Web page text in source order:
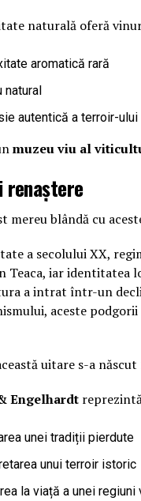
naturală oferă
aromatică rară
natural
autentică a terroir-ului
muzeu viu al
renaștere
mereu blândă cu
a secolului XX,
Teaca, iar identitatea
a intrat într-un
aceste
uitare s-a născut
Engelhardt
unei tradiții pierdute
unui terroir istoric
la viață a unei regiuni